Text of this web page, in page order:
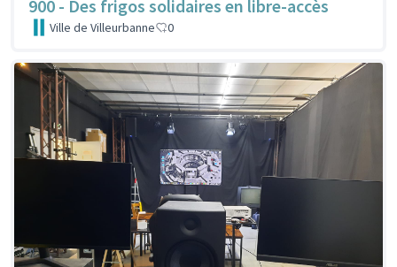
900 - Des frigos solidaires en libre-accès
Ville de Villeurbanne 0